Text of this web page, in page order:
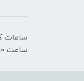
ساعت 10 الی 16